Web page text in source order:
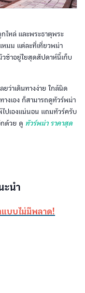
ไหล่ และพระธาตุพระ
หมม แต่ละที่เที่ยวพม่า
ช้าอยู่ใยสุดสัปดาห์นี้เก็บ
ยว่าเดินทางง่าย ใกล้นิด
างเอง ก็สามารถดูทัวร์พม่า
ปเองแน่นอน แถมทัวร์ครับ
กด้วย ดู ทัวร์พม่า ราคาสุด
ะนำ
แบบไม่มีพลาด!